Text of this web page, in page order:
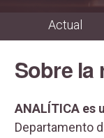
Actual
Sobre la
ANALÍTICA es
Departamento